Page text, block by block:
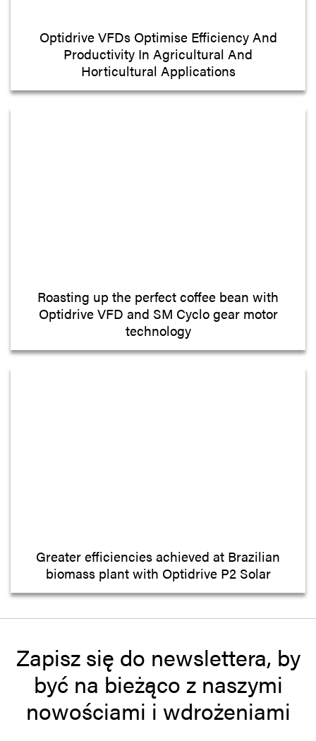
Optidrive VFDs Optimise Efficiency And
Productivity In Agricultural And
Horticultural Applications
Roasting up the perfect coffee bean with
Optidrive VFD and SM Cyclo gear motor
technology
Greater efficiencies achieved at Brazilian
biomass plant with Optidrive P2 Solar
Zapisz się do newslettera, by
być na bieżąco z naszymi
nowościami i wdrożeniami